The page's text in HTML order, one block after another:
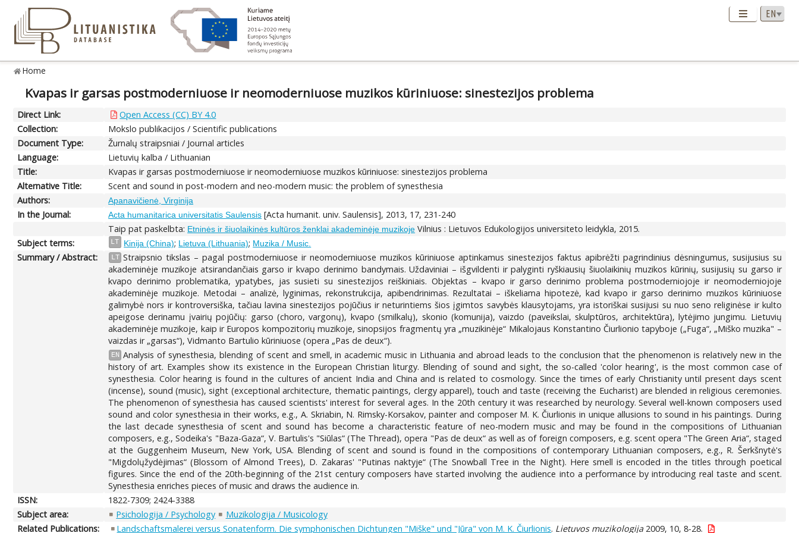
Home
Kvapas ir garsas postmoderniuose ir neomoderniuose muzikos kūriniuose: sinestezijos problema
Direct Link:
Open Access (CC) BY 4.0
Collection:
Mokslo publikacijos / Scientific publications
Document Type:
Žurnalų straipsniai / Journal articles
Language:
Lietuvių kalba / Lithuanian
Title:
Kvapas ir garsas postmoderniuose ir neomoderniuose muzikos kūriniuose: sinestezijos problema
Alternative Title:
Scent and sound in post-modern and neo-modern music: the problem of synesthesia
Authors:
Apanavičienė, Virginija
In the Journal: Acta humanitarica universitatis Saulensis [Acta humanit. univ. Saulensis], 2013, 17, 231-240
Taip pat paskelbta: Etninės ir šiuolaikinės kultūros ženklai akademinėje muzikoje Vilnius : Lietuvos Edukologijos universiteto leidykla, 2015.
Subject terms:
LT Kinija (China); Lietuva (Lithuania); Muzika / Music.
Summary / Abstract: LT Straipsnio tikslas – pagal postmoderniuose ir neomoderniuose muzikos kūriniuose aptinkamus sinestezijos faktus apibrėžti pagrindinius dėsningumus, susijusius su
akademinėje muzikoje atsirandančiais garso ir kvapo derinimo bandymais. Uždaviniai – išgvildenti ir palyginti ryškiausių šiuolaikinių muzikos kūrinių, susijusių su garso ir
kvapo derinimo problematika, ypatybes, jas susieti su sinestezijos reiškiniais. Objektas – kvapo ir garso derinimo problema postmoderniojoje ir neomoderniojoje
akademinėje muzikoje. Metodai – analizė, lyginimas, rekonstrukcija, apibendrinimas. Rezultatai – iškeliama hipotezė, kad kvapo ir garso derinimo muzikos kūriniuose
galimybė nors ir kontroversiška, tačiau lavina sinestezijos pojūčius ir neturintiems šios įgimtos savybės klausytojams, yra istoriškai susijusi su nuo seno religinėse ir kulto
apeigose derinamu įvairių pojūčių: garso (choro, vargonų), kvapo (smilkalų), skonio (komunija), vaizdo (paveikslai, skulptūros, architektūra), lytėjimo jungimu. Lietuvių
akademinėje muzikoje, kaip ir Europos kompozitorių muzikoje, sinopsijos fragmentų yra „muzikinėje“ Mikalojaus Konstantino Čiurlionio tapyboje („Fuga“, „Miško muzika" –
vaizdas ir „garsas“), Vidmanto Bartulio kūriniuose (opera „Pas de deux“).
EN Analysis of synesthesia, blending of scent and smell, in academic music in Lithuania and abroad leads to the conclusion that the phenomenon is relatively new in the
history of art. Examples show its existence in the European Christian liturgy. Blending of sound and sight, the so-called 'color hearing', is the most common case of
synesthesia. Color hearing is found in the cultures of ancient India and China and is related to cosmology. Since the times of early Christianity until present days scent
(incense), sound (music), sight (exceptional architecture, thematic paintings, clergy apparel), touch and taste (receiving the Eucharist) are blended in religious ceremonies.
The phenomenon of synesthesia has caused scientists' interest for several ages. In the 20th century it was researched by neurology. Several well-known composers used
sound and color synesthesia in their works, e.g., A. Skriabin, N. Rimsky-Korsakov, painter and composer M. K. Čiurlionis in unique allusions to sound in his paintings. During
the last decade synesthesia of scent and sound has become a characteristic feature of neo-modern music and may be found in the compositions of Lithuanian
composers, e.g., Sodeika's "Baza-Gaza“, V. Bartulis's "Siūlas“ (The Thread), opera "Pas de deux“ as well as of foreign composers, e.g. scent opera "The Green Aria“, staged
at the Guggenheim Museum, New York, USA. Blending of scent and sound is found in the compositions of contemporary Lithuanian composers, e.g., R. Šerkšnytė's
"Migdolųžydėjimas“ (Blossom of Almond Trees), D. Zakaras' "Putinas naktyje“ (The Snowball Tree in the Night). Here smell is encoded in the titles through poetical
figures. Since the end of the 20th-beginning of the 21st century composers have started involving the audience into a performance by introducing real taste and scent.
Synesthesia enriches pieces of music and draws the audience in.
ISSN:
1822-7309; 2424-3388
Subject area:
Psichologija / Psychology
Muzikologija / Musicology
Related Publications:
Landschaftsmalerei versus Sonatenform. Die symphonischen Dichtungen "Miške" und "Jūra" von M. K. Čiurlionis. Lietuvos muzikologija2009, 10, 8-28.